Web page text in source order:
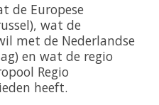
de Europese
wat de
met de Nederlandse
en wat de regio
Regio
heeft.